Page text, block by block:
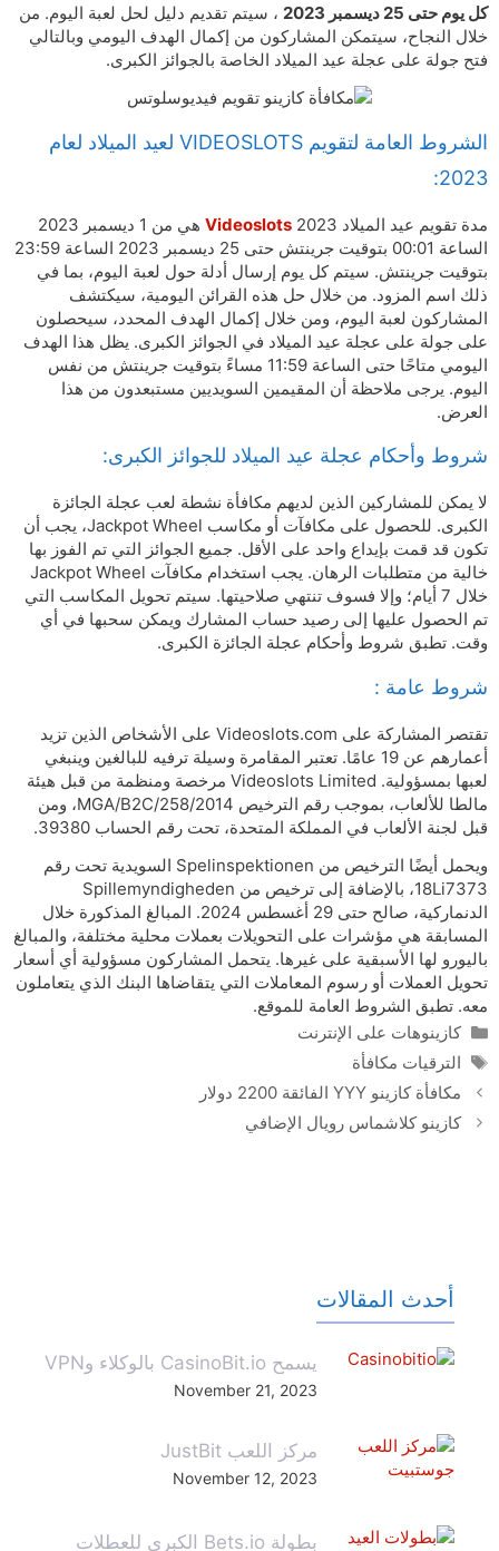
كل يوم حتى 25 ديسمبر 2023
، سيتم تقديم دليل لحل لعبة اليوم. من
خلال النجاح، سيتمكن المشاركون من إكمال الهدف اليومي وبالتالي
فتح جولة على عجلة عيد الميلاد الخاصة بالجوائز الكبرى.
الشروط العامة لتقويم VIDEOSLOTS لعيد الميلاد لعام
2023:
مدة تقويم عيد الميلاد Videoslots
2023 هي من 1 ديسمبر 2023
الساعة 00:01 بتوقيت جرينتش حتى 25 ديسمبر 2023 الساعة 23:59
بتوقيت جرينتش. سيتم كل يوم إرسال أدلة حول لعبة اليوم، بما في
ذلك اسم المزود. من خلال حل هذه القرائن اليومية، سيكتشف
المشاركون لعبة اليوم، ومن خلال إكمال الهدف المحدد، سيحصلون
على جولة على عجلة عيد الميلاد في الجوائز الكبرى. يظل هذا الهدف
اليومي متاحًا حتى الساعة 11:59 مساءً بتوقيت جرينتش من نفس
اليوم. يرجى ملاحظة أن المقيمين السويديين مستبعدون من هذا
العرض.
شروط وأحكام عجلة عيد الميلاد للجوائز الكبرى:
لا يمكن للمشاركين الذين لديهم مكافأة نشطة لعب عجلة الجائزة
الكبرى. للحصول على مكافآت أو مكاسب Jackpot Wheel، يجب أن
تكون قد قمت بإيداع واحد على الأقل. جميع الجوائز التي تم الفوز بها
خالية من متطلبات الرهان. يجب استخدام مكافآت Jackpot Wheel
خلال 7 أيام؛ وإلا فسوف تنتهي صلاحيتها. سيتم تحويل المكاسب التي
تم الحصول عليها إلى رصيد حساب المشارك ويمكن سحبها في أي
وقت. تطبق شروط وأحكام عجلة الجائزة الكبرى.
شروط عامة :
تقتصر المشاركة على Videoslots.com على الأشخاص الذين تزيد
أعمارهم عن 19 عامًا. تعتبر المقامرة وسيلة ترفيه للبالغين وينبغي
لعبها بمسؤولية. Videoslots Limited مرخصة ومنظمة من قبل هيئة
مالطا للألعاب، بموجب رقم الترخيص MGA/B2C/258/2014، ومن
قبل لجنة الألعاب في المملكة المتحدة، تحت رقم الحساب 39380.
ويحمل أيضًا الترخيص من Spelinspektionen السويدية تحت رقم
18Li7373، بالإضافة إلى ترخيص من Spillemyndigheden
الدنماركية، صالح حتى 29 أغسطس 2024. المبالغ المذكورة خلال
المسابقة هي مؤشرات على التحويلات بعملات محلية مختلفة، والمبالغ
باليورو لها الأسبقية على غيرها. يتحمل المشاركون مسؤولية أي أسعار
تحويل العملات أو رسوم المعاملات التي يتقاضاها البنك الذي يتعاملون
معه. تطبق الشروط العامة للموقع.
Categories
كازينوهات على الإنترنت
Tags
الترقيات مكافأة
مكافأة كازينو YYY الفائقة 2200 دولار
كازينو كلاشماس رويال الإضافي
أحدث المقالات
يسمح CasinoBit.io بالوكلاء وVPN
November 21, 2023
مركز اللعب JustBit
November 12, 2023
بطولة Bets.io الكبرى للعطلات